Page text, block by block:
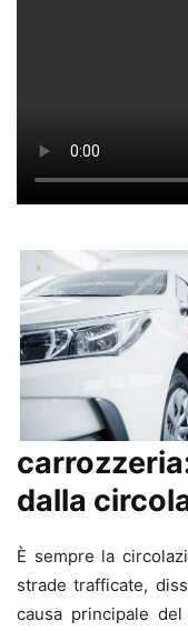
dalla
È sempre la
strade trafficate,
causa principale